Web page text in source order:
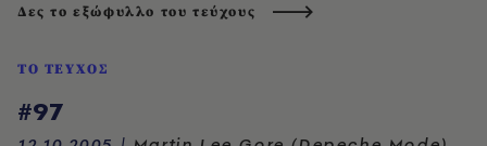
Δες το εξώφυλλο του τεύχους
ΤΟ ΤΕΥΧΟΣ
#97